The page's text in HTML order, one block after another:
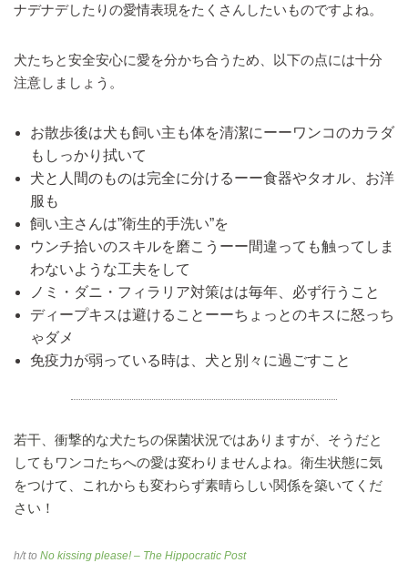
ナデナデしたりの愛情表現をたくさんしたいものですよね。
犬たちと安全安心に愛を分かち合うため、以下の点には十分
注意しましょう。
お散歩後は犬も飼い主も体を清潔にーーワンコのカラダ
もしっかり拭いて
犬と人間のものは完全に分けるーー食器やタオル、お洋
服も
飼い主さんは”衛生的手洗い”を
ウンチ拾いのスキルを磨こうーー間違っても触ってしま
わないような工夫をして
ノミ・ダニ・フィラリア対策はは毎年、必ず行うこと
ディープキスは避けることーーちょっとのキスに怒っち
ゃダメ
免疫力が弱っている時は、犬と別々に過ごすこと
若干、衝撃的な犬たちの保菌状況ではありますが、そうだと
してもワンコたちへの愛は変わりませんよね。衛生状態に気
をつけて、これからも変わらず素晴らしい関係を築いてくだ
さい！
h/t to No kissing please! – The Hippocratic Post